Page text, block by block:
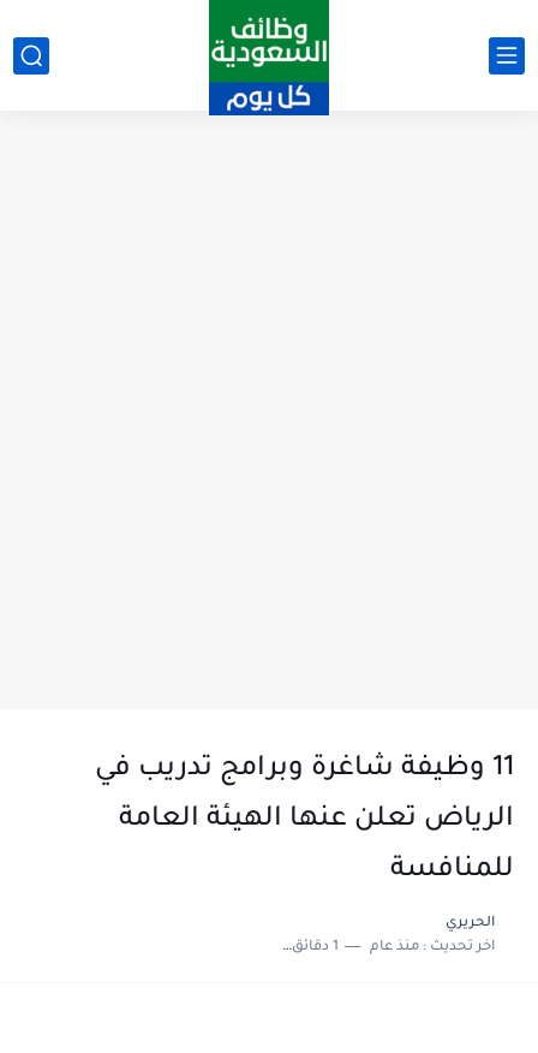
11 وظيفة شاغرة وبرامج تدريب في
الرياض تعلن عنها الهيئة العامة
للمنافسة
الحريري
اخر تحديث :منذ عام 1 دقائق للقراءة